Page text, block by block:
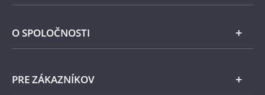
Len v Národnej Pokladnici
Pamätné medaily
O SPOLOČNOSTI
Národná Pokladnica
PRE ZÁKAZNÍKOV